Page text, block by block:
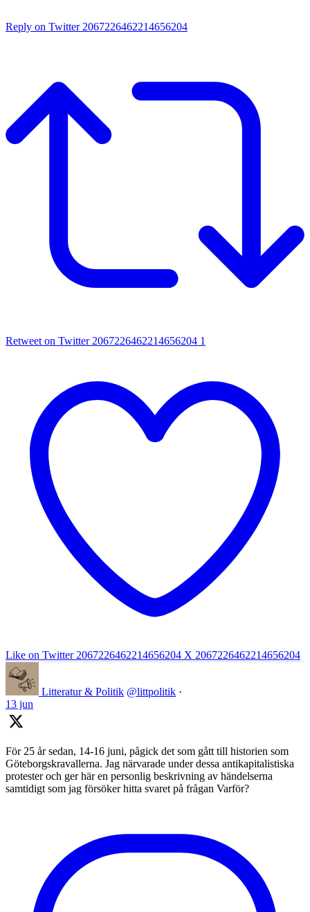
Reply on Twitter 2067226462214656204
Retweet on Twitter 2067226462214656204 1
Like on Twitter 2067226462214656204 X 2067226462214656204
Litteratur & Politik @littpolitik ·
13 jun
För 25 år sedan, 14-16 juni, pågick det som gått till historien som
Göteborgskravallerna. Jag närvarade under dessa antikapitalistiska
protester och ger här en personlig beskrivning av händelserna
samtidigt som jag försöker hitta svaret på frågan Varför?